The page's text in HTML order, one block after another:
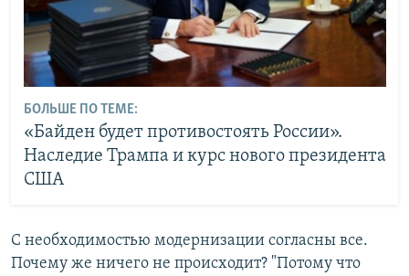
БОЛЬШЕ ПО ТЕМЕ:
«Байден будет противостоять России».
Наследие Трампа и курс нового президента
США
С необходимостью модернизации согласны все.
Почему же ничего не происходит? "Потому что